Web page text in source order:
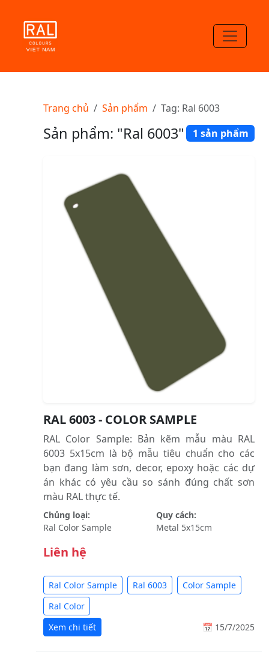
Trang chủ Sản phẩm Tag: Ral 6003
Sản phẩm: "Ral 6003" 1 sản phẩm
RAL 6003 - COLOR SAMPLE
RAL Color Sample: Bản kẽm mẫu màu RAL
6003 5x15cm là bộ mẫu tiêu chuẩn cho các
bạn đang làm sơn, decor, epoxy hoặc các dự
án khác có yêu cầu so sánh đúng chất sơn
màu RAL thực tế.
Chủng loại:
Ral Color Sample
Quy cách:
Metal 5x15cm
Liên hệ
Ral Color Sample Ral 6003
Color Sample
Ral Color
Xem chi tiết
📅 15/7/2025